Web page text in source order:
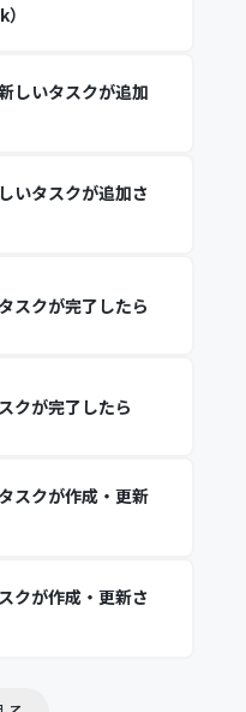
しいタスクが追加
いタスクが追加さ
スクが完了したら
クが完了したら
スクが作成・更新
クが作成・更新さ